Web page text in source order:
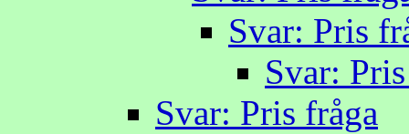
Svar: Pris
Svar:
Svar: Pris fråga